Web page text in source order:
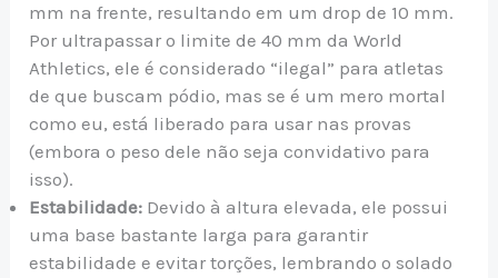
mm na frente, resultando em um drop de 10 mm.
Por ultrapassar o limite de 40 mm da World
Athletics, ele é considerado “ilegal” para atletas
de que buscam pódio, mas se é um mero mortal
como eu, está liberado para usar nas provas
(embora o peso dele não seja convidativo para
isso).
Estabilidade: Devido à altura elevada, ele possui
uma base bastante larga para garantir
estabilidade e evitar torções, lembrando o solado